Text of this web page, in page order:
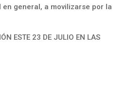
general, a movilizarse por la
ESTE 23 DE JULIO EN LAS